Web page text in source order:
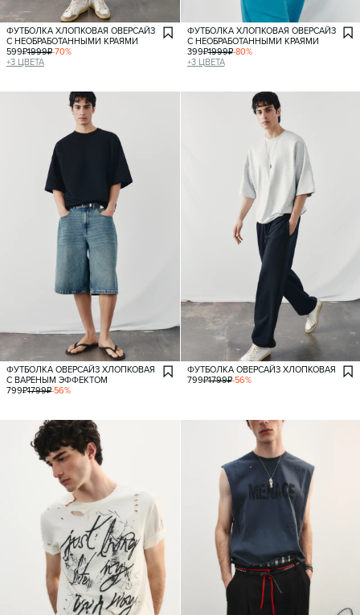
ФУТБОЛКА ХЛОПКОВАЯ ОВЕРСАЙЗ
С НЕОБРАБОТАННЫМИ КРАЯМИ
599₽1999₽-70%
+3 ЦВЕТА
ФУТБОЛКА ХЛОПКОВАЯ ОВЕРСАЙЗ
С НЕОБРАБОТАННЫМИ КРАЯМИ
399₽1999₽-80%
+3 ЦВЕТА
ФУТБОЛКА ОВЕРСАЙЗ ХЛОПКОВАЯ
С ВАРЕНЫМ ЭФФЕКТОМ
799₽1799₽-56%
ФУТБОЛКА ОВЕРСАЙЗ ХЛОПКОВАЯ
799₽1799₽-56%